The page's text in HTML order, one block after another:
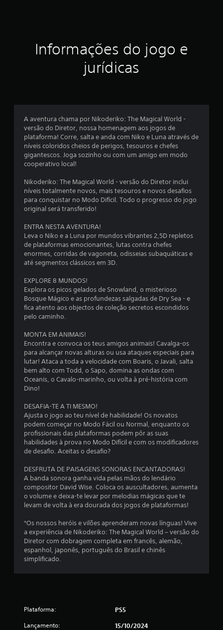
l
e
m
u
t
o
a
l
1
2
8
c
a
s
i
f
c
ç
Informações do jogo e
jurídicas
A aventura chama por Nikoderiko: The Magical World -
versão do Diretor, nossa homenagem aos jogos de
plataforma! Corre, salta e anda com Niko e Luna através de
níveis coloridos cheios de perigos, tesouros e chefes
gigantescos. Joga sozinho ou com um amigo em modo
cooperativo local!
Nikoderiko: The Magical World - versão do Diretor inclui
níveis totalmente novos, mais tesouros e novos desafios
para conquistar no Modo Difícil. Todo o progresso do jogo
original será transferido!
ENTRA NESTA AVENTURA!
Leva o Niko e a Luna por mundos vibrantes 2,5D repletos
de plataformas emocionantes, lutas contra chefes
enormes, corridas de vagoneta, odisseias subaquáticas e
até segmentos clássicos em 3D.
EXPLORE 8 MUNDOS!
Explora os picos gelados de Snowland, o misterioso
Bosque Mágico e as profundezas salgadas de Dry Sea - e
fica atento aos objectos de coleção secretos escondidos
pelo caminho.
MONTA EM ANIMAIS!
Encontra e convoca os teus amigos animais! Cavalga-os
para alcançar novas alturas ou usa ataques especiais para
lutar! Ataca a toda a velocidade com Boaris, o Javali, salta
bem alto com Todd, o Sapo, domina as ondas com
Oceanis, o Cavalo-marinho, ou volta à pré-história com
Dino!
DESAFIA-TE A TI MESMO!
Ajusta o jogo ao teu nível de habilidade! Os novatos
podem começar no Modo Fácil ou Normal, enquanto os
profissionais das plataformas podem pôr as suas
habilidades à prova no Modo Difícil e com os modificadores
de desafio. Aceitas o desafio?
DESFRUTA DE PAISAGENS SONORAS ENCANTADORAS!
A banda sonora ganha vida pelas mãos do lendário
compositor David Wise. Coloca os auscultadores, aumenta
o volume e deixa-te levar por melodias mágicas que te
levam de volta à era dourada dos jogos de plataformas!
*Os nossos heróis e vilões aprenderam novas línguas! Vive
a experiência de Nikoderiko: The Magical World – versão do
Diretor com dobragem completa em francês, alemão,
espanhol, japonês, português do Brasil e chinês
simplificado.
Plataforma: PS5
Lançamento: 15/10/2024